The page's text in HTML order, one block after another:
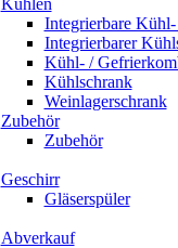
Kühlen
Integrierbare
Integrierbarer
Kühl- /
Kühlschrank
Weinlagerschrank
Zubehör
Zubehör
Geschirr
Gläserspüler
Abverkauf